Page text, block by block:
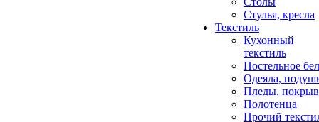
Стулья, кресла
Текстиль
Кухонный
текстиль
Постельное
Одеяла,
Пледы,
Полотенца
Прочий